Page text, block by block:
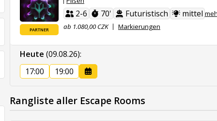
PARTNER
2-6 70' Futuristisch mittel
ab 1.080,00 CZK
Markierungen
Heute (09.08.26):
17:00
19:00
Rangliste aller Escape Rooms